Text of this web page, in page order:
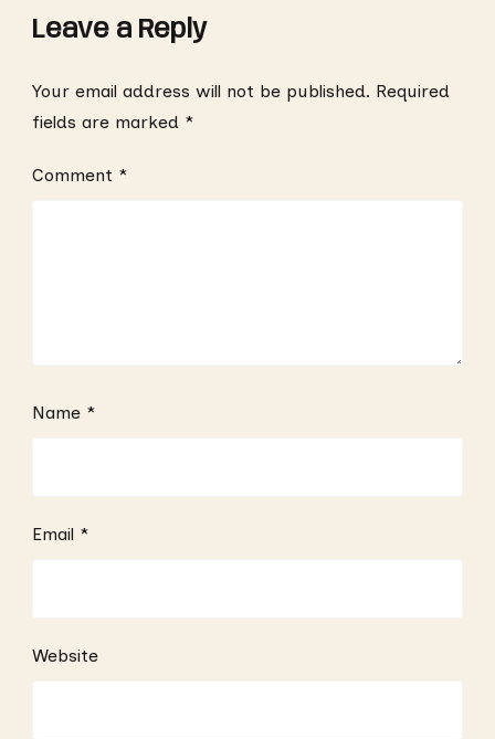
Leave a Reply
Your email address will not be published. Required
fields are marked *
Comment *
Name *
Email *
Website